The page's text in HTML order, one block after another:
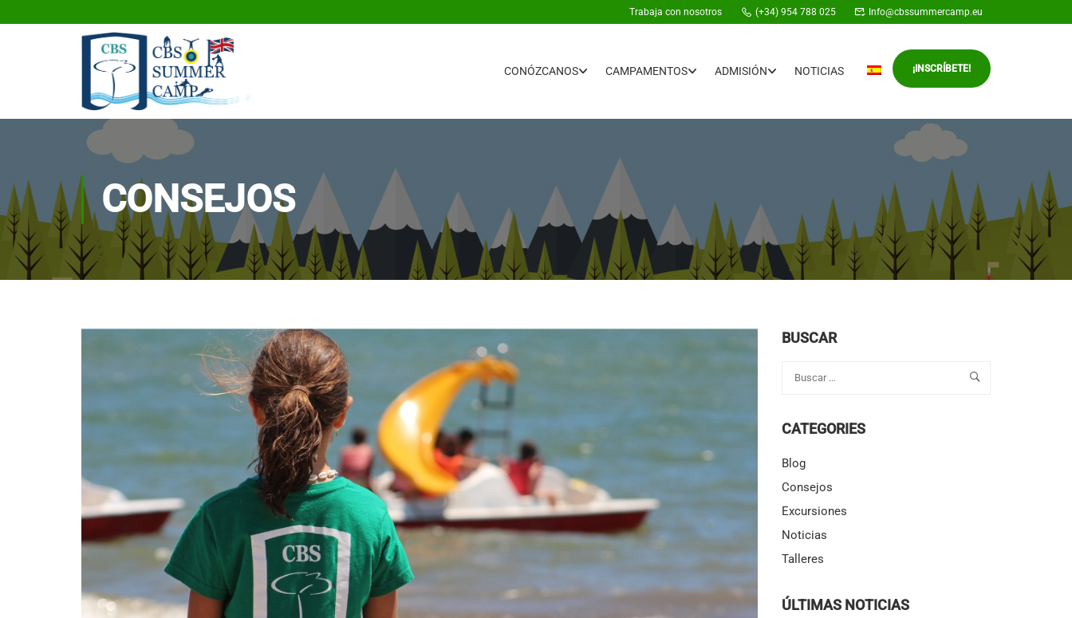
Trabaja con nosotros (+34) 954 788 025 Info@cbssummercamp.eu
CONÓZCANOS CAMPAMENTOS ADMISIÓN NOTICIAS ¡INSCRÍBETE!
CONSEJOS
BUSCAR
CATEGORIES
Blog
Consejos
Excursiones
Noticias
Talleres
ÚLTIMAS NOTICIAS